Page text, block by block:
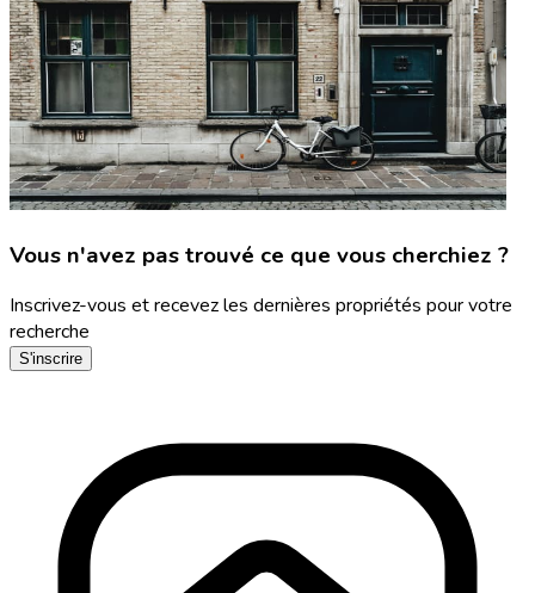
Vous n'avez pas trouvé ce que vous cherchiez ?
Inscrivez-vous et recevez les dernières propriétés pour votre
recherche
S'inscrire